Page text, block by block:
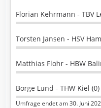
Florian Kehrmann - TBV
Torsten Jansen - HSV
Matthias Flohr - HBW
Borge Lund - THW Kiel (0)
Umfrage endet am 30. Juni